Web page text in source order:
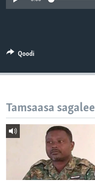
Qoodi
Tamsaasa sagalee